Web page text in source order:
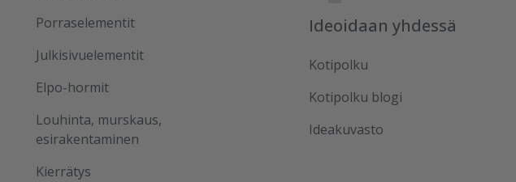
Porraselementit
Julkisivuelementit
Elpo-hormit
Louhinta, murskaus,
esirakentaminen
Kierrätys
Ideoidaan yhdessä
Kotipolku
Kotipolku blogi
Ideakuvasto